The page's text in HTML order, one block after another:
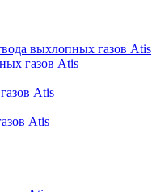
выхлопных газов Atis
газов Atis
Atis
Atis